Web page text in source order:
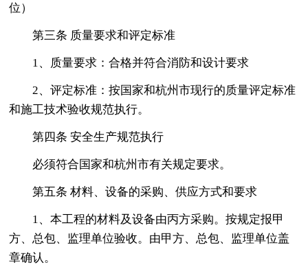
位）
第三条 质量要求和评定标准
1、质量要求：合格并符合消防和设计要求
2、评定标准：按国家和杭州市现行的质量评定标准
和施工技术验收规范执行。
第四条 安全生产规范执行
必须符合国家和杭州市有关规定要求。
第五条 材料、设备的采购、供应方式和要求
1、本工程的材料及设备由丙方采购。按规定报甲
方、总包、监理单位验收。由甲方、总包、监理单位盖
章确认。